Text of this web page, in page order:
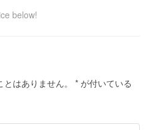
below!
はありません。 * が付いている